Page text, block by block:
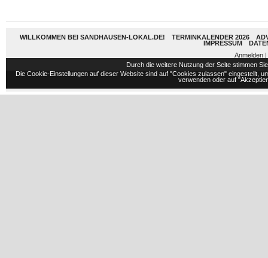
WILLKOMMEN BEI SANDHAUSEN-LOKAL.DE! TERMINKALENDER 2026
IMPRESSUM
Anmelden
Durch die weitere Nutzung der Seite stimmen
Die Cookie-Einstellungen auf dieser Website sind auf "Cookies zulassen" eingestellt,
verwenden oder auf